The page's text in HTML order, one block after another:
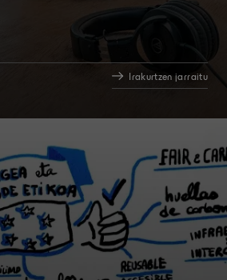
Irakurtzen jarraitu